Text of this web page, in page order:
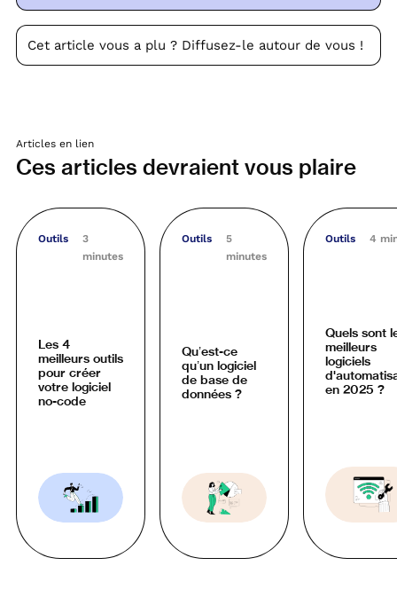
Cet article vous a plu ? Diffusez-le autour de vous !
Articles en lien
Ces articles devraient vous plaire
Outils
3
minutes
Les 4
meilleurs outils
pour créer
votre logiciel
no-code
Outils
5
minutes
Qu’est-ce
qu’un logiciel
de base de
données ?
Outils 4
Quels sont
meilleurs
logiciels
en 2025 ?